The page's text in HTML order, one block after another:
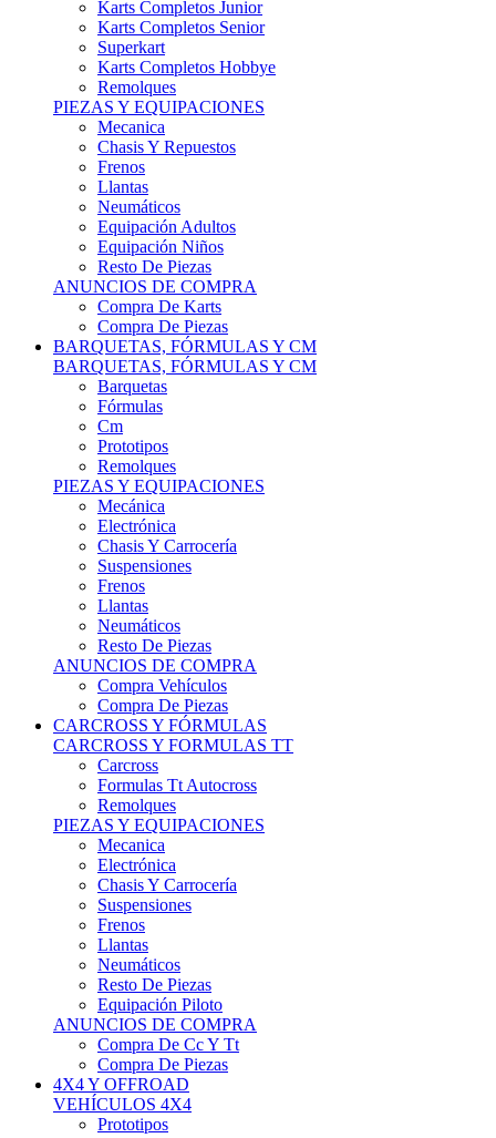
Compra De Piezas
BARQUETAS, FÓRMULAS Y CM
BARQUETAS, FÓRMULAS Y CM
Barquetas
Fórmulas
Cm
Prototipos
Remolques
PIEZAS Y EQUIPACIONES
Mecánica
Electrónica
Chasis Y Carrocería
Suspensiones
Frenos
Llantas
Neumáticos
Resto De Piezas
ANUNCIOS DE COMPRA
Compra Vehículos
Compra De Piezas
CARCROSS Y FÓRMULAS
CARCROSS Y FORMULAS TT
Carcross
Formulas Tt Autocross
Remolques
PIEZAS Y EQUIPACIONES
Mecanica
Electrónica
Chasis Y Carrocería
Suspensiones
Frenos
Llantas
Neumáticos
Resto De Piezas
Equipación Piloto
ANUNCIOS DE COMPRA
Compra De Cc Y Tt
Compra De Piezas
4X4 Y OFFROAD
VEHÍCULOS 4X4
Prototipos
Venta De Side By Side
Quads Y Buggys
4x4 De Calle
PIEZAS PARA 4X4
Mecánica
Carrocería
Suspensiones
Llantas
Neumáticos
ANUNCIOS DE COMPRA
Compra De 4x4
Compra De Piezas
MOTOS
MOTOS
Motos De Circuito